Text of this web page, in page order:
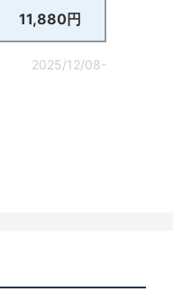
11,880円
2025/12/08-